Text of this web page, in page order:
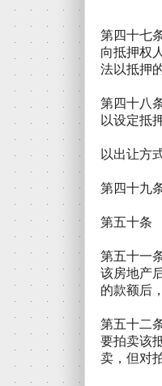
第四十七
向抵押权
法以抵押
第四十八
以设定抵
以出让方
第四十九
第五十条
第五十一
该房地产
的款额后
第五十二
要拍卖该
卖，但对